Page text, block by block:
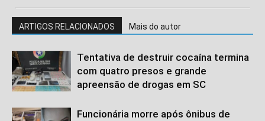
ARTIGOS RELACIONADOS Mais do autor
Tentativa de destruir cocaína termina
com quatro presos e grande
apreensão de drogas em SC
Funcionária morre após ônibus de